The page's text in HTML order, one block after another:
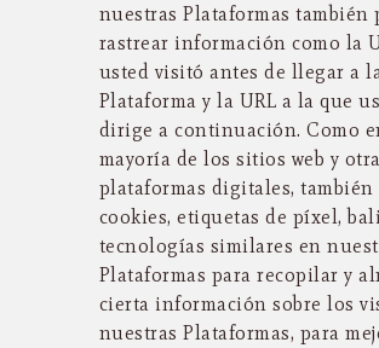
nuestras Plataformas también
rastrear información como la
usted visitó antes de llegar a
Plataforma y la URL a la que
dirige a continuación. Como
mayoría de los sitios web y
plataformas digitales, también
cookies, etiquetas de píxel,
tecnologías similares en
Plataformas para recopilar y
cierta información sobre los
nuestras Plataformas, para